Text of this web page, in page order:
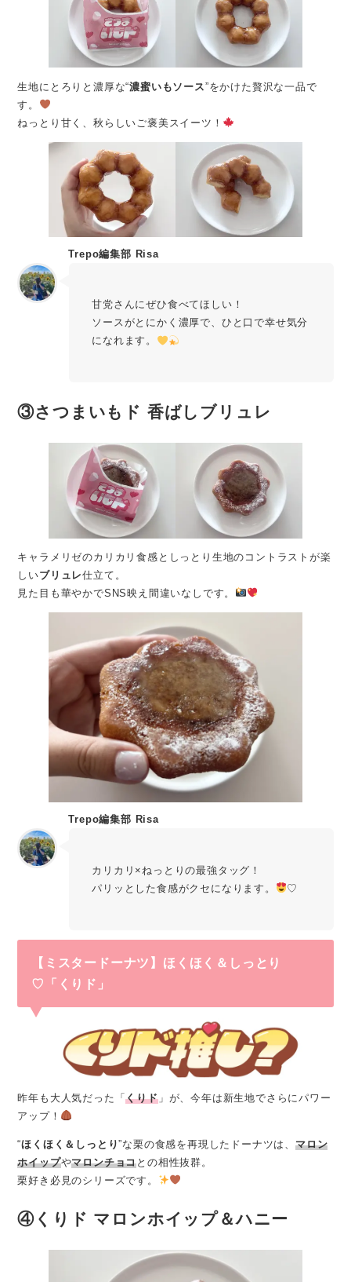
生地にとろりと濃厚な“濃蜜いもソース”をかけた贅沢な一品で
す。
ねっとり甘く、秋らしいご褒美スイーツ！
Trepo編集部 Risa
甘党さんにぜひ食べてほしい！
ソースがとにかく濃厚で、ひと口で幸せ気分
になれます。
③さつまいもド 香ばしブリュレ
キャラメリゼのカリカリ食感としっとり生地のコントラストが楽
しいブリュレ仕立て。
見た目も華やかでSNS映え間違いなしです。
Trepo編集部 Risa
カリカリ×ねっとりの最強タッグ！
パリッとした食感がクセになります。
♡
【ミスタードーナツ】 ほくほく＆しっとり
♡「くりド 」
昨年も大人気だった「くりド」が、今年は新生地でさらにパワー
アップ！
“ほくほく＆しっとり”な栗の食感を再現したドーナツは、マロン
ホイップやマロンチョコとの相性抜群。
栗好き必見のシリーズです。
④ くりド マロンホイップ＆ハニー